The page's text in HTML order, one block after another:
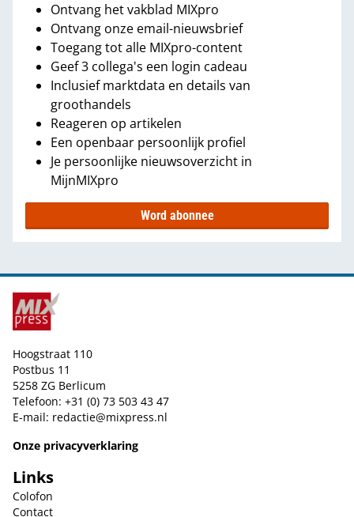
Ontvang het vakblad MIXpro
Ontvang onze email-nieuwsbrief
Toegang tot alle MIXpro-content
Geef 3 collega's een login cadeau
Inclusief marktdata en details van
groothandels
Reageren op artikelen
Een openbaar persoonlijk profiel
Je persoonlijke nieuwsoverzicht in
MijnMIXpro
Word abonnee
Hoogstraat 110
Postbus 11
5258 ZG Berlicum
Telefoon: +31 (0) 73 503 43 47
E-mail: redactie@mixpress.nl
Onze privacyverklaring
Links
Colofon
Contact